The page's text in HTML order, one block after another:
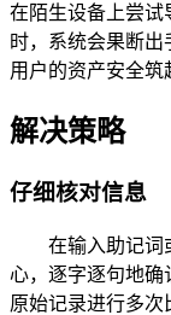
在陌生设备上尝试
时，系统会果断
用户的资产安全筑
解决策略
仔细核对信息
在输入助记词
心，逐字逐句地确
原始记录进行多